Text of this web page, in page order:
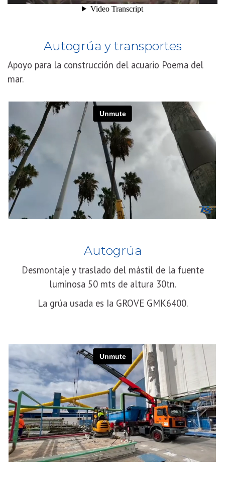
Autogrúa y transportes
Apoyo para la construcción del acuario Poema del
mar.
Autogrúa
Desmontaje y traslado del mástil de la fuente
luminosa 50 mts de altura 30tn.
La grúa usada es Ia GROVE GMK6400.